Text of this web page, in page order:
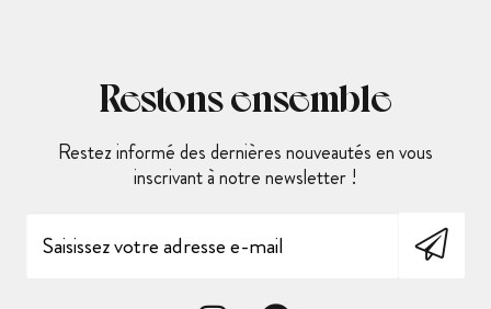
Restons ensemble
Restez informé des dernières nouveautés en vous
inscrivant à notre newsletter !